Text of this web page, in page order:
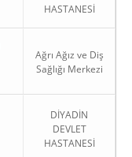
HASTANESİ
Ağrı Ağız ve Diş
Sağlığı Merkezi
DİYADİN
DEVLET
HASTANESİ